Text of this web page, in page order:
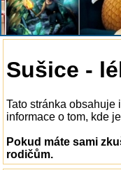
Sušice -
Tato stránka obsahuje
informace o tom, kde
Pokud máte sami
rodičům.